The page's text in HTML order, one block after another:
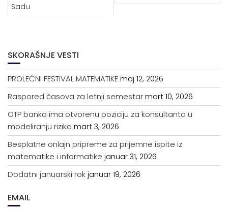
Sadu
SKORAŠNJE VESTI
PROLEĆNI FESTIVAL MATEMATIKE maj 12, 2026
Raspored časova za letnji semestar mart 10, 2026
OTP banka ima otvorenu poziciju za konsultanta u
modeliranju rizika mart 3, 2026
Besplatne onlajn pripreme za prijemne ispite iz
matematike i informatike januar 31, 2026
Dodatni januarski rok januar 19, 2026
EMAIL